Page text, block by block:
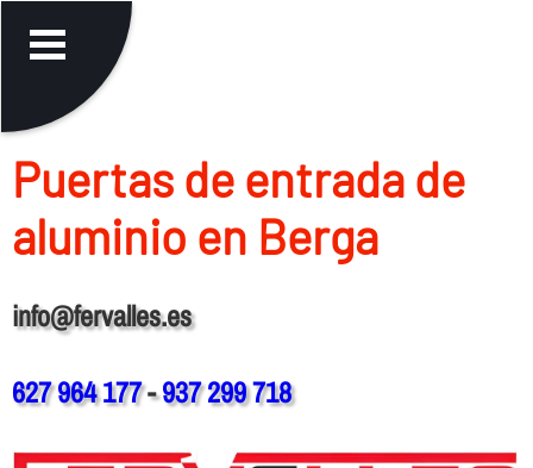
Puertas de entrada de
aluminio en Berga
info@fervalles.es
627 964 177-937 299 718